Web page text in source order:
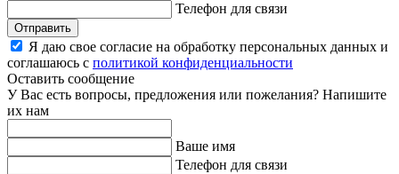
Телефон для связи
Отправить
Я даю свое согласие на обработку персональных данных и
соглашаюсь с политикой конфиденциальности
Оставить сообщение
У Вас есть вопросы, предложения или пожелания? Напишите
их нам
Ваше имя
Телефон для связи